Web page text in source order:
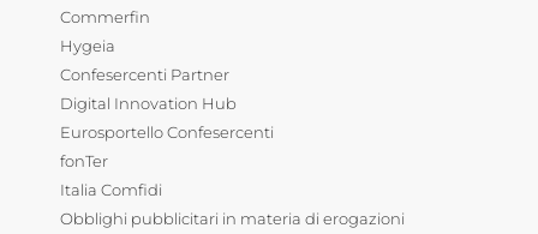
Commerfin
Hygeia
Confesercenti Partner
Digital Innovation Hub
Eurosportello Confesercenti
fonTer
Italia Comfidi
Obblighi pubblicitari in materia di erogazioni